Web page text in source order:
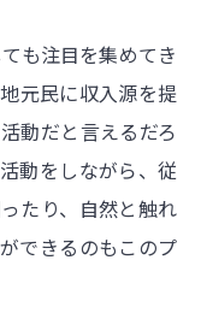
も注目を集めてき
元民に収入源を提
動だと言えるだろ
動をしながら、従
たり、自然と触れ
できるのもこのプ